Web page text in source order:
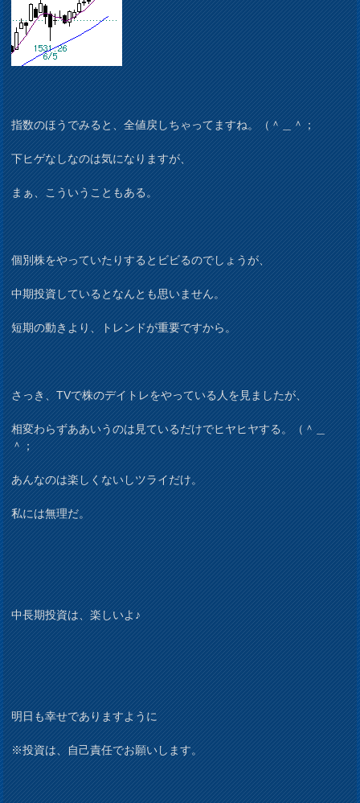
指数のほうでみると、全値戻しちゃってますね。（＾＿＾；
下ヒゲなしなのは気になりますが、
まぁ、こういうこともある。
個別株をやっていたりするとビビるのでしょうが、
中期投資しているとなんとも思いません。
短期の動きより、トレンドが重要ですから。
さっき、TVで株のデイトレをやっている人を見ましたが、
相変わらずああいうのは見ているだけでヒヤヒヤする。（＾＿
＾；
あんなのは楽しくないしツライだけ。
私には無理だ。
中長期投資は、楽しいよ♪
明日も幸せでありますように
※投資は、自己責任でお願いします。